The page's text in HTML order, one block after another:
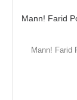
Mann! Farid
Mann! Farid